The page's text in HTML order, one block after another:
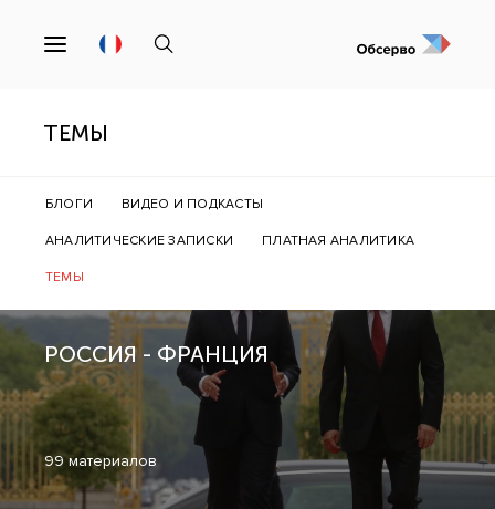
ТЕМЫ
БЛОГИ ВИДЕО И ПОДКАСТЫ
АНАЛИТИЧЕСКИЕ ЗАПИСКИ ПЛАТНАЯ АНАЛИТИКА
ТЕМЫ
РОССИЯ - ФРАНЦИЯ
99 материалов